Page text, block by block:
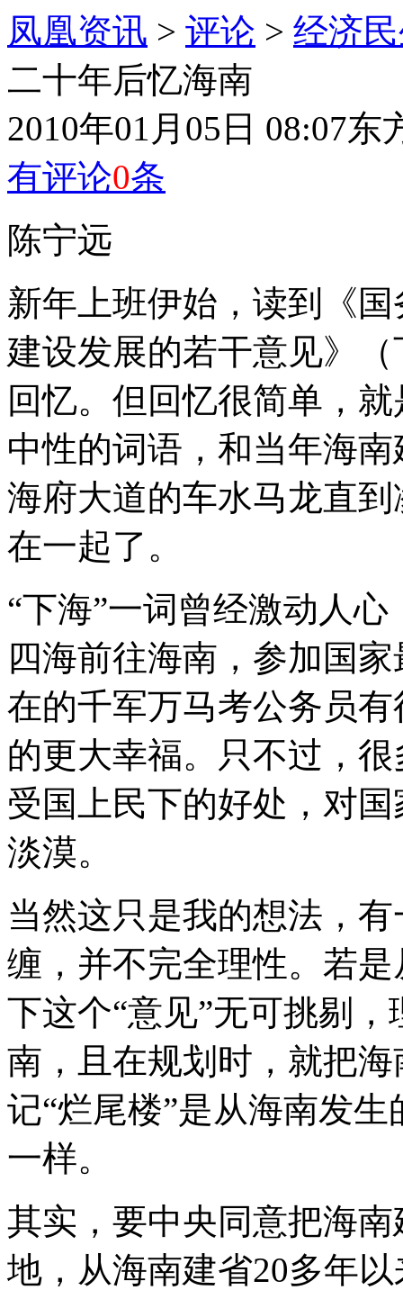
凤凰资讯 > 评论 > 经济
二十年后忆海南
2010年01月05日 08:07东
有评论0条
陈宁远
新年上班伊始，读到《
建设发展的若干意见》
回忆。但回忆很简单，
中性的词语，和当年海
海府大道的车水马龙直
在一起了。
“下海”一词曾经激动人
四海前往海南，参加国
在的千军万马考公务员
的更大幸福。只不过，
受国上民下的好处，对
淡漠。
当然这只是我的想法，
缠，并不完全理性。若
下这个“意见”无可挑剔
南，且在规划时，就把
记“烂尾楼”是从海南发
一样。
其实，要中央同意把海
地，从海南建省20多年